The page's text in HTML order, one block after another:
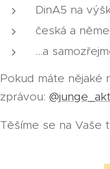
DinA5 na
česká a
...a
Pokud máte nějaké
zprávou:
Těšíme se na Vaše